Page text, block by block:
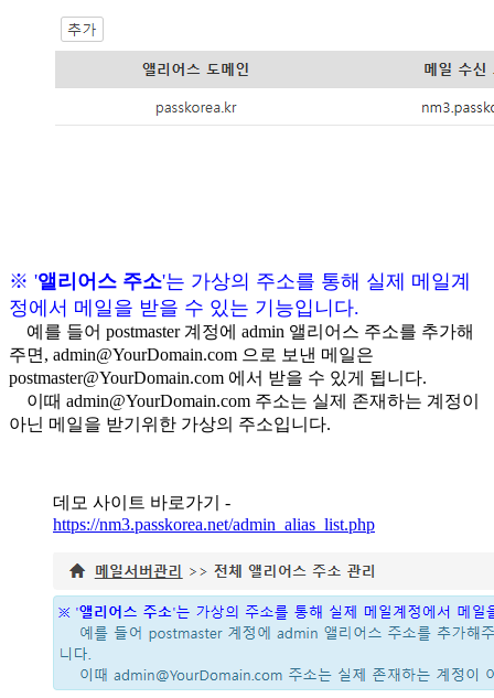
※ '앨리어스 주소'는 가상의 주소를 통해 실제 메일계
정에서 메일을 받을 수 있는 기능입니다.
예를 들어 postmaster 계정에 admin 앨리어스 주소를 추가해
주면, admin@YourDomain.com 으로 보낸 메일은
postmaster@YourDomain.com 에서 받을 수 있게 됩니다.
이때 admin@YourDomain.com 주소는 실제 존재하는 계정이
아닌 메일을 받기위한 가상의 주소입니다.
데모 사이트 바로가기 -
https://nm3.passkorea.net/admin_alias_list.php